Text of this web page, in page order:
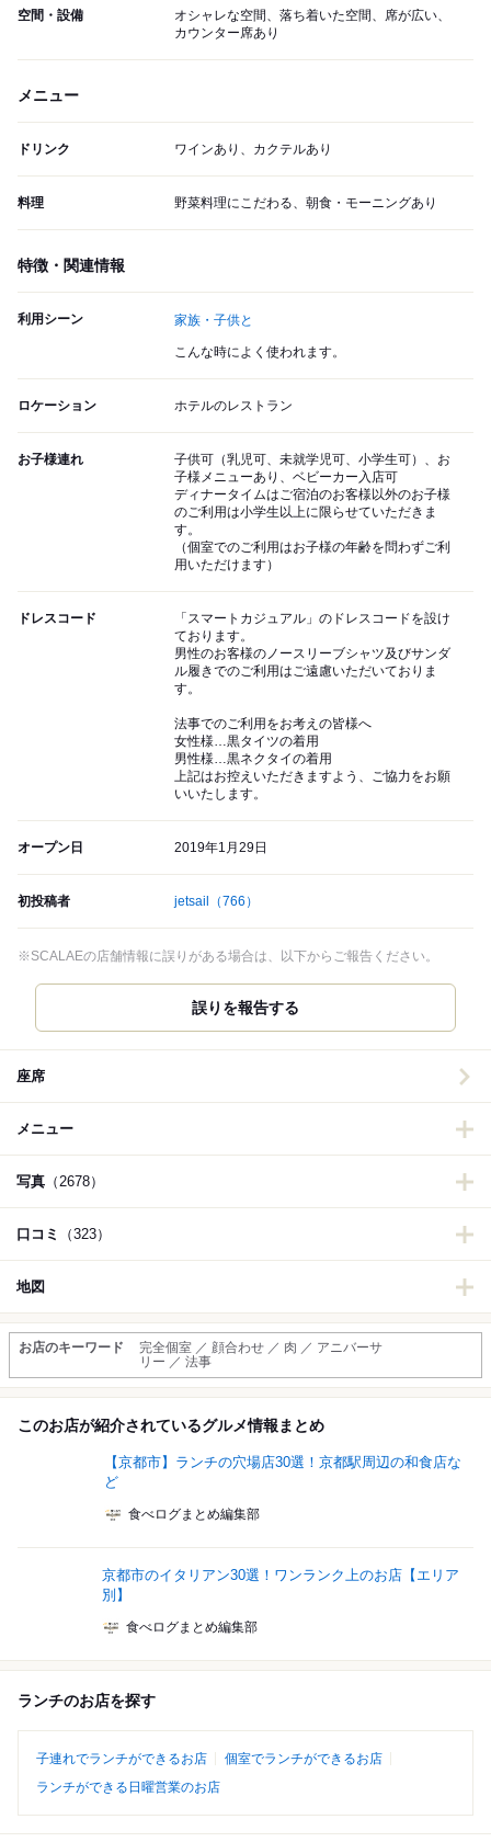
空間・設備
オシャレな空間、落ち着いた空間、席が広い、
カウンター席あり
メニュー
ドリンク ワインあり、カクテルあり
料理 野菜料理にこだわる、朝食・モーニングあり
特徴・関連情報
利用シーン 家族・子供と
こんな時によく使われます。
ロケーション ホテルのレストラン
お子様連れ
子供可（乳児可、未就学児可、小学生可）、お
子様メニューあり、ベビーカー入店可
ディナータイムはご宿泊のお客様以外のお子様
のご利用は小学生以上に限らせていただきま
す。
（個室でのご利用はお子様の年齢を問わずご利
用いただけます）
ドレスコード
「スマートカジュアル」のドレスコードを設け
ております。
男性のお客様のノースリーブシャツ及びサンダ
ル履きでのご利用はご遠慮いただいておりま
す。
法事でのご利用をお考えの皆様へ
女性様…黒タイツの着用
男性様…黒ネクタイの着用
上記はお控えいただきますよう、ご協力をお願
いいたします。
オープン日 2019年1月29日
初投稿者 jetsail （766）
※SCALAEの店舗情報に誤りがある場合は、以下からご報告ください。
誤りを報告する
座席
メニュー
写真 （2678）
口コミ （323）
地図
お店のキーワード
完全個室 ／ 顔合わせ ／ 肉 ／ アニバーサ
リー ／ 法事
このお店が紹介されているグルメ情報まとめ
【京都市】ランチの穴場店30選！京都駅周辺の和食店な
ど
食べログまとめ編集部
京都市のイタリアン30選！ワンランク上のお店【エリア
別】
食べログまとめ編集部
ランチのお店を探す
子連れでランチができるお店
個室でランチができるお店
ランチができる日曜営業のお店